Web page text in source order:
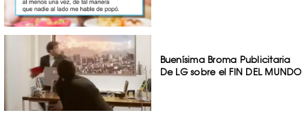
Buenísima Broma Publicitaria
De LG sobre el FIN DEL MUNDO